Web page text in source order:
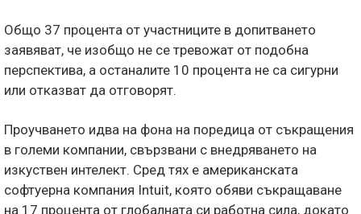
Общо 37 процента от участниците в допитването
заявяват, че изобщо не се тревожат от подобна
перспектива, а останалите 10 процента не са сигурни
или отказват да отговорят.
Проучването идва на фона на поредица от съкращения
в големи компании, свързвани с внедряването на
изкуствен интелект. Сред тях е американската
софтуерна компания Intuit, която обяви съкращаване
на 17 процента от глобалната си работна сила, докато